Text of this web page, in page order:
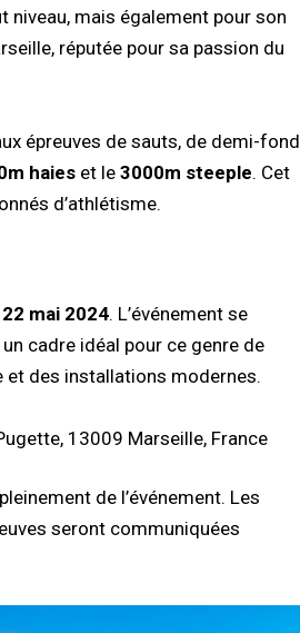
niveau, mais également pour son
réputée pour sa passion du
épreuves de sauts, de demi-fond
haieset le 3000m steeple. Cet
d’athlétisme.
mai 2024. L’événement se
cadre idéal pour ce genre de
et des installations modernes.
13009 Marseille, France
de l’événement. Les
seront communiquées